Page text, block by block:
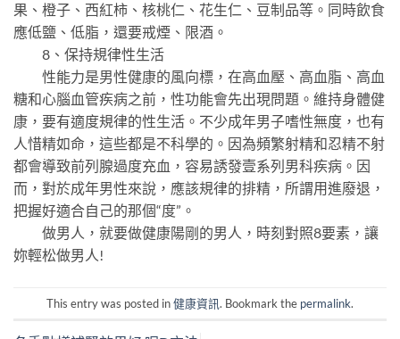
果、橙子、西紅柿、核桃仁、花生仁、豆制品等。同時飲食
應低鹽、低脂，還要戒煙、限酒。
8、保持規律性生活
性能力是男性健康的風向標，在高血壓、高血脂、高血
糖和心腦血管疾病之前，性功能會先出現問題。維持身體健
康，要有適度規律的性生活。不少成年男子嗜性無度，也有
人惜精如命，這些都是不科學的。因為頻繁射精和忍精不射
都會導致前列腺過度充血，容易誘發壹系列男科疾病。因
而，對於成年男性來說，應該規律的排精，所謂用進廢退，
把握好適合自己的那個“度”。
做男人，就要做健康陽剛的男人，時刻對照8要素，讓
妳輕松做男人!
This entry was posted in健康資訊. Bookmark the permalink.